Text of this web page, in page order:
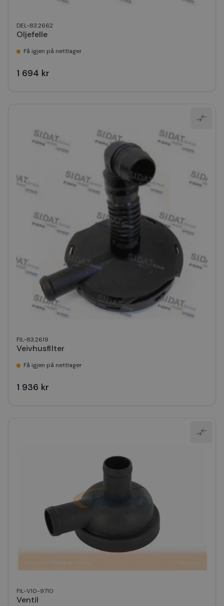
DEL-83.2662
Oljefelle
Få igjen på nettlager
1 694 kr
FIL-83.2619
Veivhusfilter
Få igjen på nettlager
1 936 kr
FIL-V10-9710
Ventil